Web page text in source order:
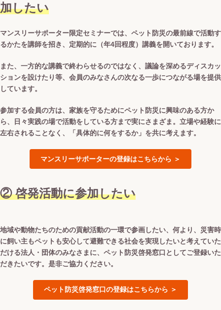
加したい
マンスリーサポーター限定セミナーでは、ペット防災の最前線で活動す
るかたを講師を招き、定期的に（年4回程度）講義を開いております。
また、一方的な講義で終わらせるのではなく、議論を深めるディスカッ
ションを設けたり等、会員のみなさんの次なる一歩につながる場を提供
しています。
参加する会員の方は、家族を守るためにペット防災に興味のある方か
ら、日々実践の場で活動をしている方まで実にさまざま。立場や経験に
左右されることなく、「具体的に何をするか」を共に考えます。
マンスリーサポーターの登録はこちらから ＞
② 啓発活動に参加したい
地域や動物たちのための貢献活動の一環で参画したい、何より、災害時
に飼い主もペットも安心して避難できる社会を実現したいと考えていた
だける法人・団体のみなさまに、ペット防災啓発窓口としてご登録いた
だきたいです。是非ご協力ください。
ペット防災啓発窓口の登録はこちらから ＞